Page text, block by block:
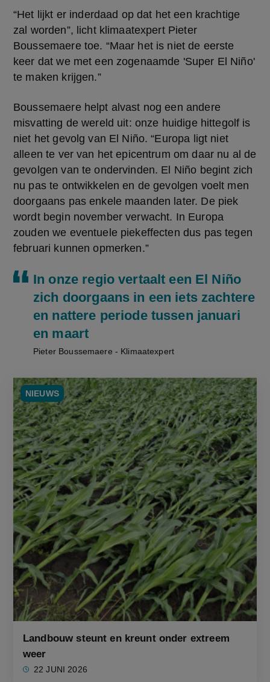
“Het lijkt er inderdaad op dat het een krachtige
zal worden”, licht klimaatexpert Pieter
Boussemaere toe. “Maar het is niet de eerste
keer dat we met een zogenaamde 'Super El Niño'
te maken krijgen.”
Boussemaere helpt alvast nog een andere
misvatting de wereld uit: onze huidige hittegolf is
niet het gevolg van El Niño. “Europa ligt niet
alleen te ver van het epicentrum om daar nu al de
gevolgen van te ondervinden. El Niño begint zich
nu pas te ontwikkelen en de gevolgen voelt men
doorgaans pas enkele maanden later. De piek
wordt begin november verwacht. In Europa
zouden we eventuele piekeffecten dus pas tegen
februari kunnen opmerken.”
In onze regio vertaalt een El Niño
zich doorgaans in een iets zachtere
en nattere periode tussen januari
en maart
Pieter Boussemaere - Klimaatexpert
NIEUWS
Landbouw steunt en kreunt onder extreem
weer
22 JUNI 2026